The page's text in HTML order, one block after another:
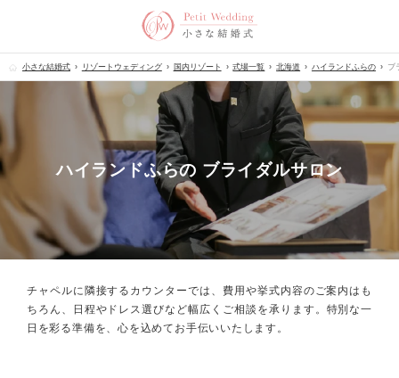
小さな結婚式 リゾートウェディング 国内リゾート 式場一覧 北海道 ハイランドふらの ブ
ハイランドふらの ブライダルサロン
チャペルに隣接するカウンターでは、 費用や挙式内容のご案内はも
ちろん、
日程やドレス選びなど幅広くご相談を承ります。 特別な一
日を彩る準備を、心を込めてお手伝いいたします。